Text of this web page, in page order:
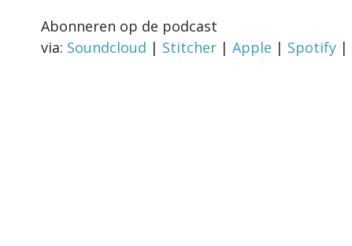
Abonneren op de podcast
via: Soundcloud | Stitcher | Apple | Spotify |